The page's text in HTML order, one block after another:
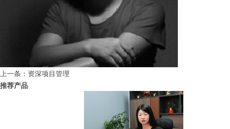
上一条： 资深项目管理
推荐产品